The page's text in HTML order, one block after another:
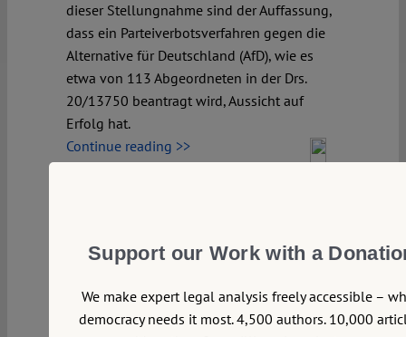
dieser Stellungnahme sind der Auffassung,
dass ein Parteiverbotsverfahren gegen die
Alternative für Deutschland (AfD), wie es
etwa von 113 Abgeordneten in der Drs.
20/13750 beantragt wird, Aussicht auf
Erfolg hat.
Continue reading >>
Support our Work with a
We make expert legal analysis freely accessible –
democracy needs it most. 4,500 authors. 10,000